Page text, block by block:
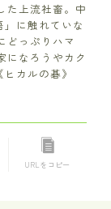
た上流社畜。中
に触れていな
どっぷりハマ
になろうやカク
カルの碁》
URLをコピー